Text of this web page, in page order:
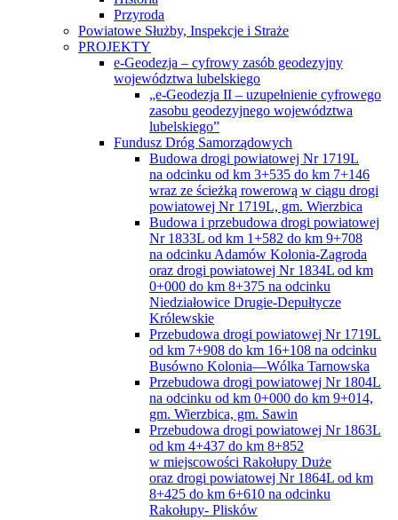
Przyroda
Powiatowe Służby, Inspekcje i Straże
PROJEKTY
e-Geodezja – cyfrowy zasób geodezyjny
województwa lubelskiego
„e-Geodezja II – uzupełnienie cyfrowego
zasobu geodezyjnego województwa
lubelskiego”
Fundusz Dróg Samorządowych
Budowa drogi powiatowej Nr 1719L
na odcinku od km 3+535 do km 7+146
wraz ze ścieżką rowerową w ciągu drogi
powiatowej Nr 1719L, gm. Wierzbica
Budowa i przebudowa drogi powiatowej
Nr 1833L od km 1+582 do km 9+708
na odcinku Adamów Kolonia-Zagroda
oraz drogi powiatowej Nr 1834L od km
0+000 do km 8+375 na odcinku
Niedziałowice Drugie-Depułtycze
Królewskie
Przebudowa drogi powiatowej Nr 1719L
od km 7+908 do km 16+108 na odcinku
Busówno Kolonia—Wólka Tarnowska
Przebudowa drogi powiatowej Nr 1804L
na odcinku od km 0+000 do km 9+014,
gm. Wierzbica, gm. Sawin
Przebudowa drogi powiatowej Nr 1863L
od km 4+437 do km 8+852
w miejscowości Rakołupy Duże
oraz drogi powiatowej Nr 1864L od km
8+425 do km 6+610 na odcinku
Rakołupy- Plisków